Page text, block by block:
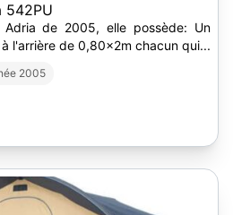
542PU
de 2005, elle possède: Un
l'arrière de 0,80x2m chacun qui...
2005